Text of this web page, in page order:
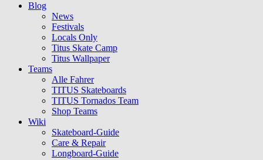
Blog
News
Festivals
Locals Only
Titus Skate Camp
Titus Wallpaper
Teams
Alle Fahrer
TITUS Skateboards
TITUS Tornados Team
Shop Teams
Wiki
Skateboard-Guide
Care & Repair
Longboard-Guide